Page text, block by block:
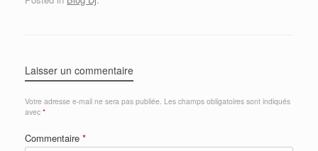
Laisser un commentaire
Votre adresse e-mail ne sera pas publiée. Les champs obligatoires sont indiqués
avec *
Commentaire *